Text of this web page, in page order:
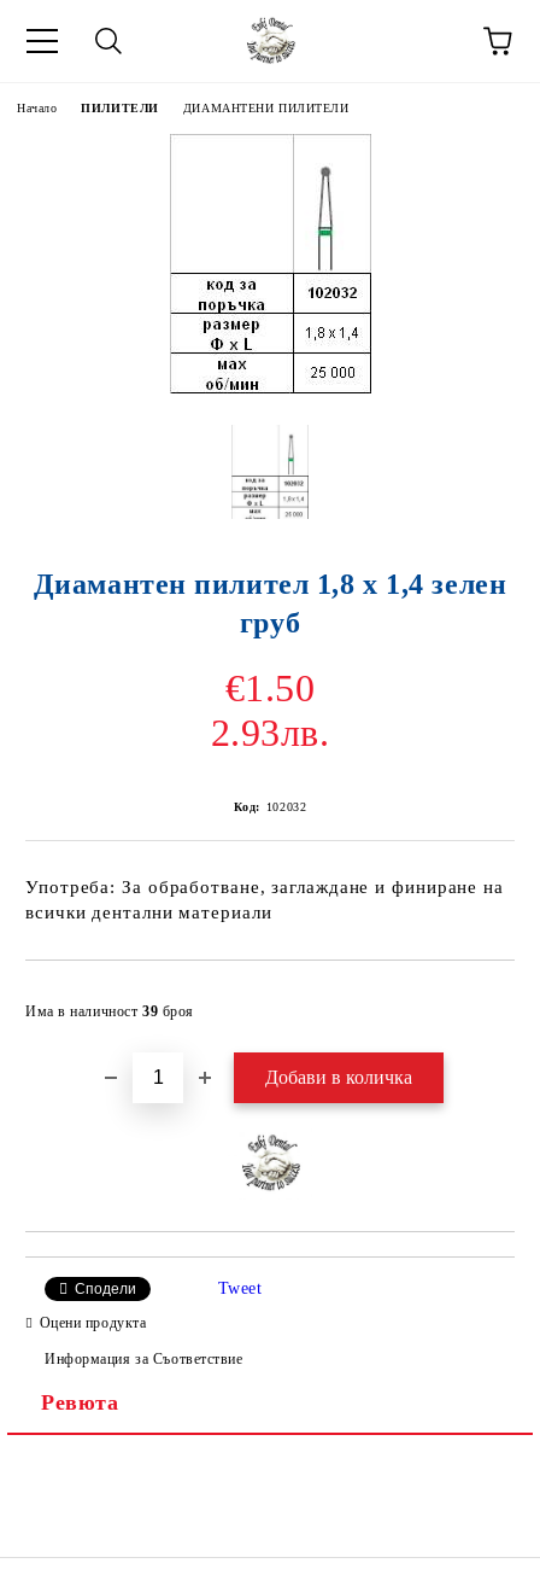
Начало ПИЛИТЕЛИ ДИАМАНТЕНИ ПИЛИТЕЛИ
Диамантен пилител 1,8 х 1,4 зелен
груб
€1.50
2.93лв.
Код: 102032
Употреба: За обработване, заглаждане и финиране на
всички дентални материали
Има в наличност 39 броя
Сподели Tweet
Оцени продукта
Информация за Съответствие
Ревюта